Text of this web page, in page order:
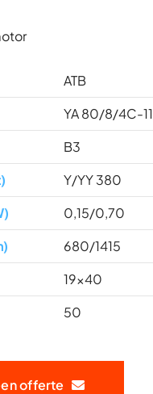
ATB
YA 80/8/4C-11
B3
Y/YY 380
0,15/0,70
680/1415
19x40
50
offerte